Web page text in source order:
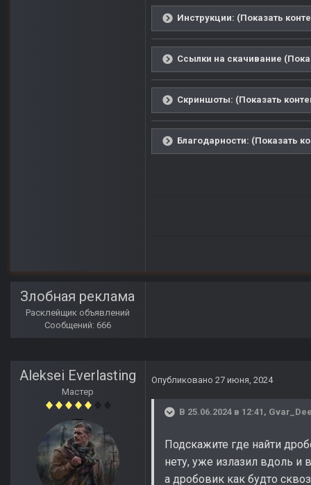
Инструкции: (Показать
Ссылки на скачивание
Скриншоты: (Показать
Благодарности: (Показать
Злобная реклама
Расклейщик объявлений
Сообщений: 666
Aleksei Everlasting
Мастер
Опубликовано 27 июня, 2024
В 25.06.2024 в 12:41,
Подскажите где найти
нету, уже излазил вдоль и
а дробовик как будто